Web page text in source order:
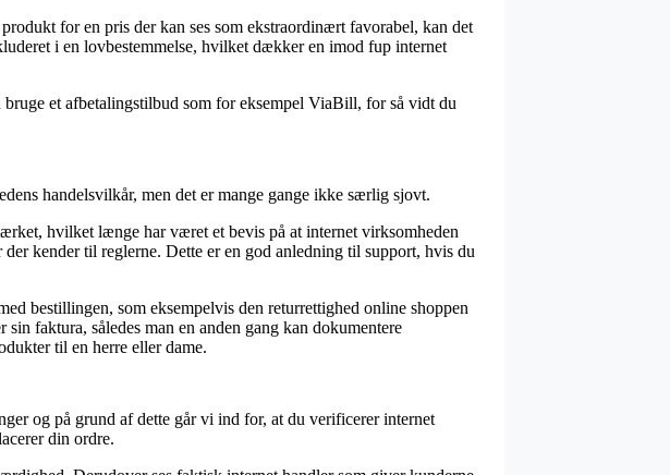
for en pris der kan ses som ekstraordinært favorabel, kan det
i en lovbestemmelse, hvilket dækker en imod fup internet
et afbetalingstilbud som for eksempel ViaBill, for så vidt du
handelsvilkår, men det er mange gange ikke særlig sjovt.
hvilket længe har været et bevis på at internet virksomheden
kender til reglerne. Dette er en god anledning til support, hvis du
bestillingen, som eksempelvis den returrettighed online shoppen
faktura, således man en anden gang kan dokumentere
til en herre eller dame.
og på grund af dette går vi ind for, at du verificerer internet
din ordre.